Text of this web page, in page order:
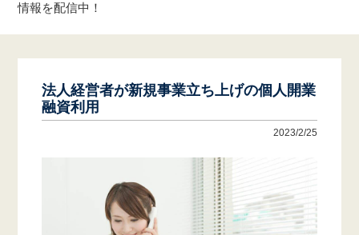
情報を配信中！
法人経営者が新規事業立ち上げの個人開業
融資利用
2023/2/25